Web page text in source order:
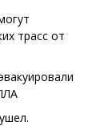
трасс от